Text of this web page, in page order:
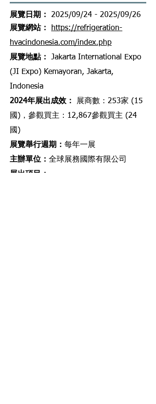
​展覽日期：
2025/09/24 - 2025/09/26
​展覽網站：
https://refrigeration-
hvacindonesia.com/index.php
​展覽地點：
Jakarta International Expo
(JI Expo) Kemayoran, Jakarta,
Indonesia
2024年展出成效 ：
展商數：253家 (15
國)，參觀買主：12,867參觀買主 (24
國)
展覽舉行週期 ： 每年一展
主辦單位 ： 全球展務國際有限公司
展出項目 ：